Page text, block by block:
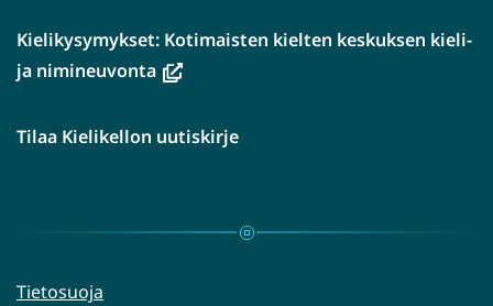
Kielikysymykset: Kotimaisten kielten keskuksen kieli-
ja nimineuvonta(avautuu
ikkunaan,
palveluun)
Tilaa Kielikellon uutiskirje
Tietosuoja